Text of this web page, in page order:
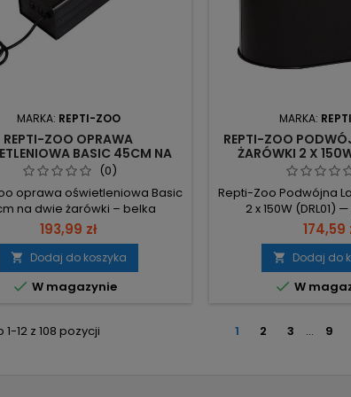
MARKA: REPTI-ZOO
REPTI-ZOO OPRAWA
BASIC 45CM NA
ŻARÓWKI - OPTYMALNE UVB
DLA GADÓW
(0)
oprawa oświetleniowa Basic
na dwie żarówki – belka
z odbłyśnikiem i
oprawkami, gotowa do
na pokrywie ze stalowej siatki.
max 30W – montaż świetlówek
żarówek dziennych lub
światła/UV, tworzy wyspę
193,99 zł
 Dodaj do koszyka
 W magazynie
MARKA:
REPTI-ZOO
ŻARÓWKI 2 X
CIEPŁO DLA
Repti-Zoo Podwójna
2 x 150W (DRL01)
rozwiązanie do
grzewczych, z
na terrarium lub
Oprawki: 2 x
150W — osobne
klosz umożliwia
174,59
 Dodaj do
 W
12 z 108 pozycji 1 2 3 … 9